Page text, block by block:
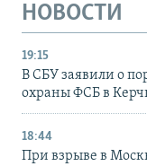
НОВОСТИ
19:15
В СБУ заявили о
охраны ФСБ в
18:44
При взрыве в